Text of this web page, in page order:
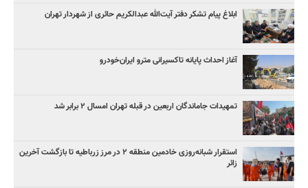
ابلاغ پیام تشکر دفتر آیت‌الله عبدالکریم حائری از شهردار تهران
آغاز احداث پایانه تاکسیرانی مترو ایران‌خودرو
تمهیدات جاماندگان اربعین در قبله تهران امسال ۲ برابر شد
استقرار شبانه‌روزی خادمین منطقه ۲ در مرز زرباطیه تا بازگشت آخرین
زائر